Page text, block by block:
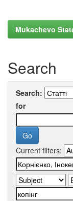
Mukachevo
Search
Search:
for
Current filters: